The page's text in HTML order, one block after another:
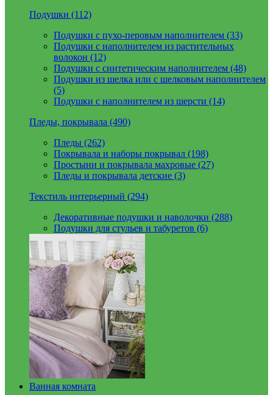
Подушки (112)
Подушки с пухо-перовым наполнителем (33)
Подушки с наполнителем из растительных
волокон (12)
Подушки с синтетическим наполнителем (48)
Подушки из шелка или с шелковым наполнителем
(5)
Подушки с наполнителем из шерсти (14)
Пледы, покрывала (490)
Пледы (262)
Покрывала и наборы покрывал (198)
Простыни и покрывала махровые (27)
Пледы и покрывала детские (3)
Текстиль интерьерный (294)
Декоративные подушки и наволочки (288)
Подушки для стульев и табуретов (6)
Ванная комната